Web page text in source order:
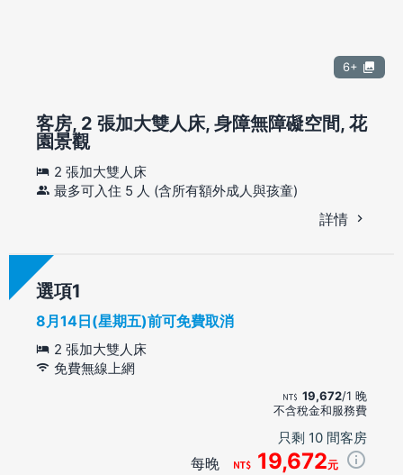
6+
客房, 2 張加大雙人床, 身障無障礙空間, 花
園景觀
2 張加大雙人床
最多可入住 5 人 (含所有額外成人與孩童)
詳情
選項
8月14日(星期五)前可免費取消
2 張加大雙人床
免費無線上網
19,672/1 晚
不含稅金和服務費
只剩 10 間客房
每晚 19,672元